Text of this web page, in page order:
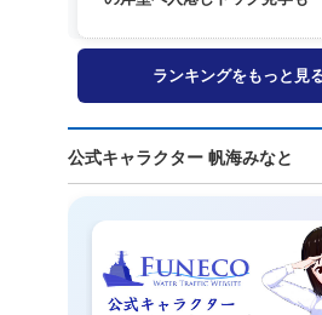
ランキングをもっと見
公式キャラクター 帆海みなと